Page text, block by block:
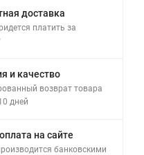
доставка
платить за
и качество
возврат товара
дней
на сайте
банковскими